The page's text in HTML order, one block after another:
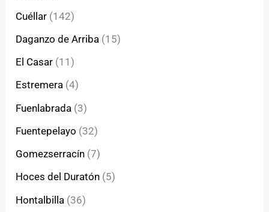
Cuéllar (142)
Daganzo de Arriba (15)
El Casar (11)
Estremera (4)
Fuenlabrada (3)
Fuentepelayo (32)
Gomezserracín (7)
Hoces del Duratón (5)
Hontalbilla (36)